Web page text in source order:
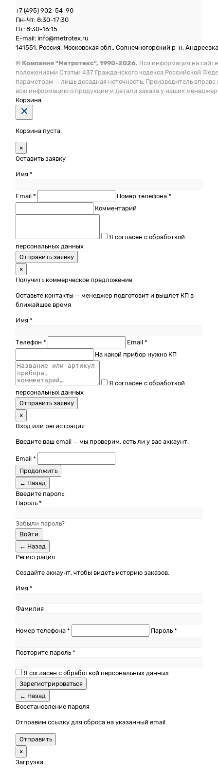
+7 (495) 902-54-90
Пн-Чт: 8:30-17:30
Пт: 8:30-16:15
E-mail: info@metrotex.ru
141551, Россия, Московская обл., Солнечногорский р-н,
© Компания "Метротекс", 1990-2026. Вся информация на
положениями Статьи 437 Гражданского кодекса Российской
параметрам — лишь досадная неточность. Производитель
всю информацию о продукции и детали заказа у наших
Корзина
Корзина пуста.
×
Оставить заявку
Имя *
Email *
Номер телефона *
Комментарий
Я согласен с обработкой
персональных данных
Отправить заявку
×
Получить коммерческое предложение
Оставьте контакты — менеджер подготовит и вышлет КП в
ближайшее время
Имя *
Телефон *
Email *
На какой прибор нужно КП
Я согласен с обработкой
персональных данных
Отправить заявку
×
Вход или регистрация
Введите ваш email — мы проверим, есть ли у вас аккаунт.
Email *
Продолжить
← Назад
Введите пароль
Пароль *
Забыли пароль?
Войти
← Назад
Регистрация
Создайте аккаунт, чтобы видеть историю заказов.
Имя *
Фамилия
Номер телефона * Пароль *
Повторите пароль *
Я согласен с обработкой персональных данных
Зарегистрироваться
← Назад
Восстановление пароля
Отправим ссылку для сброса на указанный email.
Отправить
×
Загрузка...